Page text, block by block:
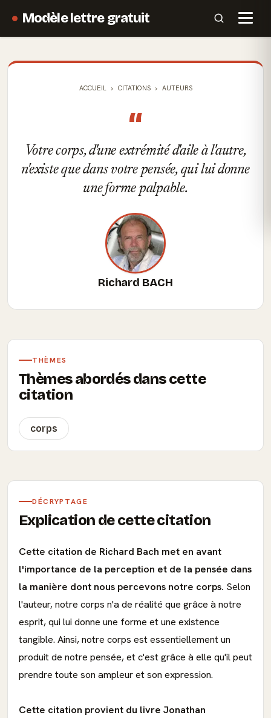
Modèle lettre gratuit
ACCUEIL CITATIONS AUTEURS
“
Votre corps, d'une extrémité d'aile à l'autre,
n'existe que dans votre pensée, qui lui donne
une forme palpable.
Richard BACH
THÈMES
Thèmes abordés dans cette
citation
corps
DÉCRYPTAGE
Explication de cette citation
Cette citation de Richard Bach met en avant
l'importance de la perception et de la pensée dans
la manière dont nous percevons notre corps. Selon
l'auteur, notre corps n'a de réalité que grâce à notre
esprit, qui lui donne une forme et une existence
tangible. Ainsi, notre corps est essentiellement un
produit de notre pensée, et c'est grâce à elle qu'il peut
prendre toute son ampleur et son expression.
Cette citation provient du livre Jonathan